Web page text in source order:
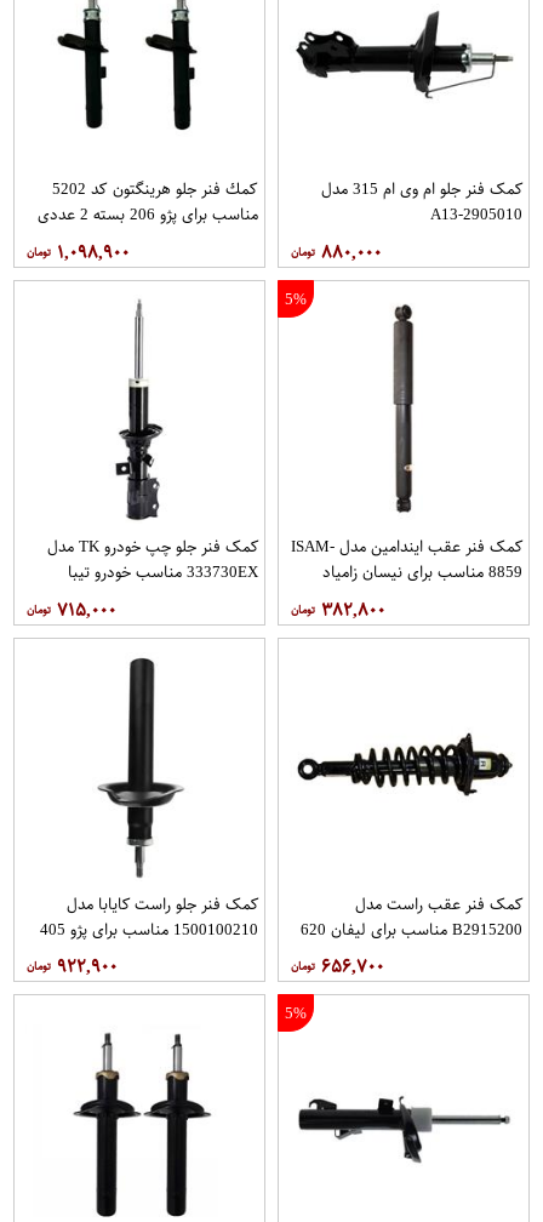
کمک فنر جلو ام وی ام 315 مدل
A13-2905010
۸۸۰,۰۰۰
كمك فنر جلو هرينگتون كد 5202
مناسب براي پژو 206 بسته 2 عددي
۱,۰۹۸,۹۰۰
5%
کمک فنر عقب ایندامین مدل ISAM-
8859 مناسب برای نیسان زامیاد
۳۸۲,۸۰۰
کمک فنر جلو چپ خودرو TK مدل
333730EX مناسب خودرو تیبا
۷۱۵,۰۰۰
کمک فنر عقب راست مدل
B2915200 مناسب برای لیفان 620
۶۵۶,۷۰۰
کمک فنر جلو راست کایابا مدل
1500100210 مناسب برای پژو 405
۹۲۲,۹۰۰
5%